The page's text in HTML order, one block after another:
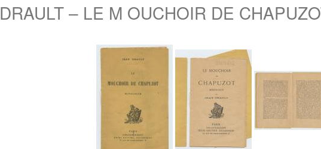
DRAULT – LE M OUCHOIR DE